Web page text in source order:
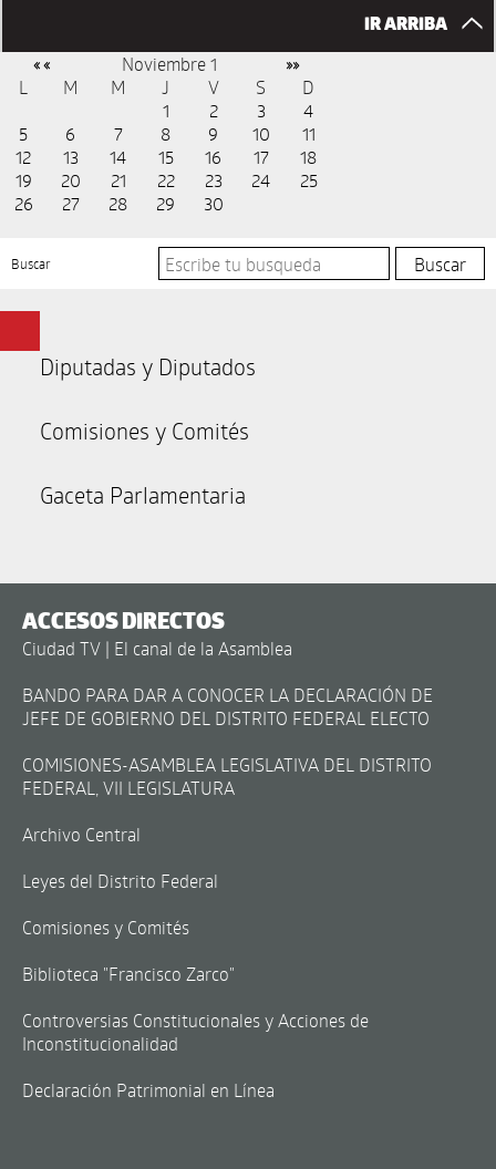
IR ARRIBA
« « Noviembre 1 »»
L M M J V S
D
1
2 3
4
5
6 7 8 9 10
11
12
13 14 15 16 17
18
19
20 21 22 23 24
25
26
27 28 29 30
Buscar
Diputadas y Diputados
Comisiones y Comités
Gaceta Parlamentaria
ACCESOS DIRECTOS
Ciudad TV | El canal de la Asamblea
BANDO PARA DAR A CONOCER LA DECLARACIÓN DE
JEFE DE GOBIERNO DEL DISTRITO FEDERAL ELECTO
COMISIONES-ASAMBLEA LEGISLATIVA DEL DISTRITO
FEDERAL, VII LEGISLATURA
Archivo Central
Leyes del Distrito Federal
Comisiones y Comités
Biblioteca "Francisco Zarco"
Controversias Constitucionales y Acciones de
Inconstitucionalidad
Declaración Patrimonial en Línea